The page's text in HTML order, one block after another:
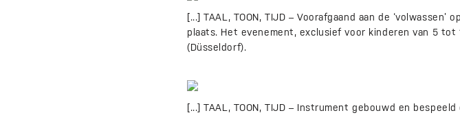
[...] TAAL, TOON, TIJD – Voorafgaand aan de ‘volwassen’
plaats. Het evenement, exclusief voor kinderen van 5 tot
(Düsseldorf).
[...] TAAL, TOON, TIJD – Instrument gebouwd en